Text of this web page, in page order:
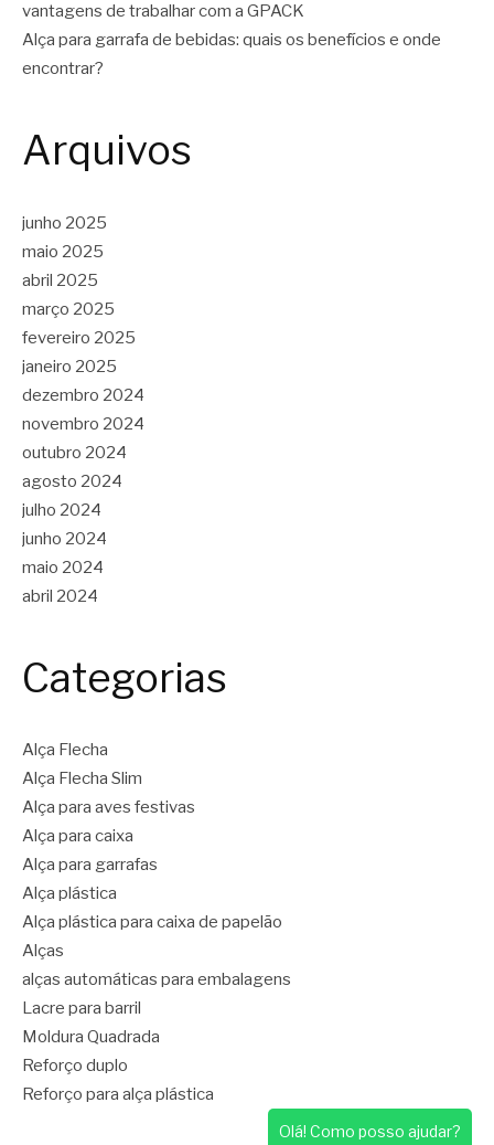
vantagens de trabalhar com a GPACK
Alça para garrafa de bebidas: quais os benefícios e onde
encontrar?
Arquivos
junho 2025
maio 2025
abril 2025
março 2025
fevereiro 2025
janeiro 2025
dezembro 2024
novembro 2024
outubro 2024
agosto 2024
julho 2024
junho 2024
maio 2024
abril 2024
Categorias
Alça Flecha
Alça Flecha Slim
Alça para aves festivas
Alça para caixa
Alça para garrafas
Alça plástica
Alça plástica para caixa de papelão
Alças
alças automáticas para embalagens
Lacre para barril
Moldura Quadrada
Reforço duplo
Reforço para alça plástica
Olá! Como posso ajudar?